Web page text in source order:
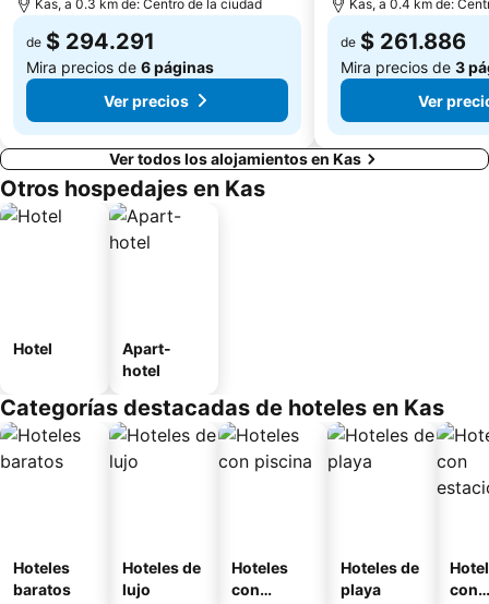
Kas, a 0.3 km de: Centro de la ciudad
de $ 294.291
Mira precios de 6 páginas
Ver precios
Kas, a 0.4 km de:
de $ 261.886
Mira precios de 3
Ver
Ver todos los alojamientos en Kas
Otros hospedajes en Kas
Hotel
Apart-
hotel
Categorías destacadas de hoteles en Kas
Hoteles
baratos
Hoteles de
lujo
Hoteles
con
Hoteles de
playa
con